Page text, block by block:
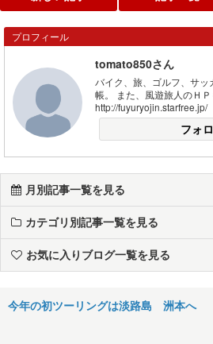
プロフィール
tomato850さん
バイク、旅、ゴルフ、サ
帳。 また、風遊旅人のＨＰ
http://fuyuryojin.starfree.jp/
フォ
月別記事一覧を見る
カテゴリ別記事一覧を見る
お気に入りブログ一覧を見る
今年の初ツーリングは淡路島 洲本へ